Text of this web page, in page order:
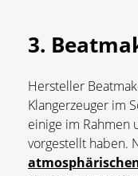
3.
Hersteller
Klangerzeuger im
einige im Rahmen
vorgestellt haben.